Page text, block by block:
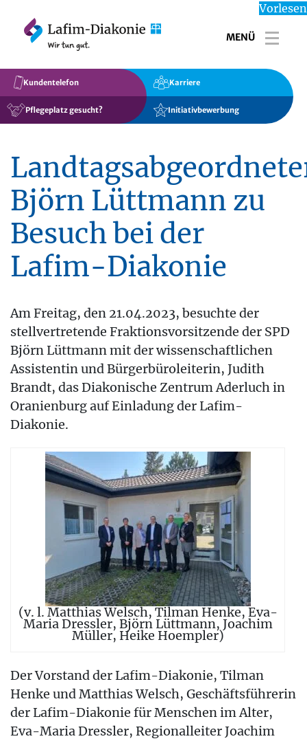
Vorlesen
MENÜ
Kundentelefon
Pflegeplatz gesucht?
Karriere
Initiativbewerbung
Björn Lüttmann zu
Besuch bei der
Lafim-Diakonie
Am Freitag, den 21.04.2023, besuchte der
stellvertretende Fraktionsvorsitzende der SPD
Björn Lüttmann mit der wissenschaftlichen
Assistentin und Bürgerbüroleiterin, Judith
Brandt, das Diakonische Zentrum Aderluch in
Oranienburg auf Einladung der Lafim-
Diakonie.
(v. l. Matthias Welsch, Tilman Henke, Eva-
Maria Dressler, Björn Lüttmann, Joachim
Müller, Heike Hoempler)
Der Vorstand der Lafim-Diakonie, Tilman
Henke und Matthias Welsch, Geschäftsführerin
der Lafim-Diakonie für Menschen im Alter,
Eva-Maria Dressler, Regionalleiter Joachim